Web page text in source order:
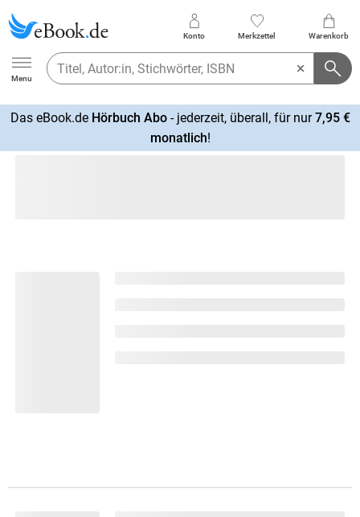
Ebook.de
Menu
Konto Merkzettel Warenkorb
Das eBook.de Hörbuch Abo- jederzeit, überall, für nur7,95 €
monatlich!